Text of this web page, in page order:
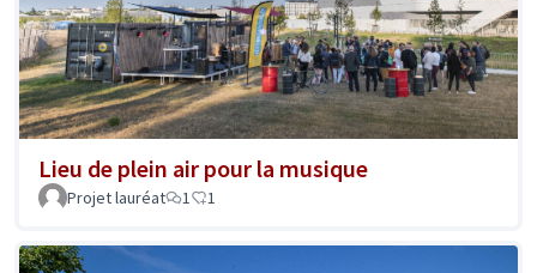
Lieu de plein air pour la musique
Projet lauréat 1 1